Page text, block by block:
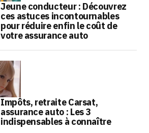
Jeune conducteur : Découvrez
ces astuces incontournables
pour réduire enfin le coût de
votre assurance auto
Impôts, retraite Carsat,
assurance auto : Les 3
indispensables à connaître